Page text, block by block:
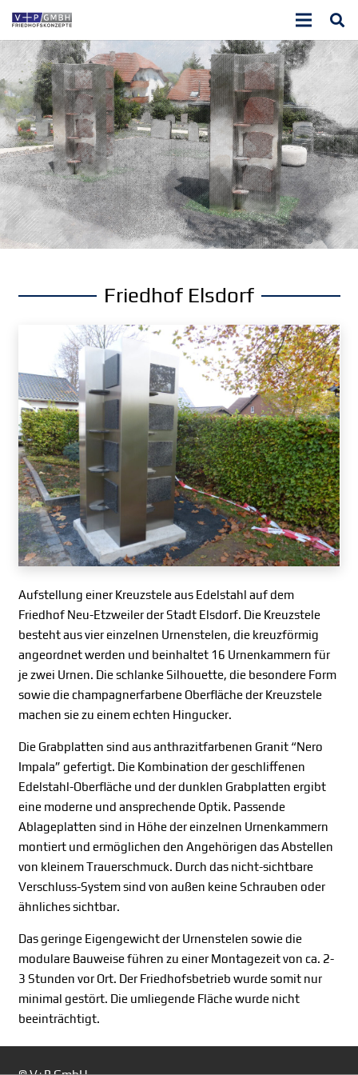
Friedhof Elsdorf
Aufstellung einer Kreuzstele aus Edelstahl auf dem
Friedhof Neu-Etzweiler der Stadt Elsdorf. Die Kreuzstele
besteht aus vier einzelnen Urnenstelen, die kreuzförmig
angeordnet werden und beinhaltet 16 Urnenkammern für
je zwei Urnen. Die schlanke Silhouette, die besondere Form
sowie die champagnerfarbene Oberfläche der Kreuzstele
machen sie zu einem echten Hingucker.
Die Grabplatten sind aus anthrazitfarbenen Granit “Nero
Impala” gefertigt. Die Kombination der geschliffenen
Edelstahl-Oberfläche und der dunklen Grabplatten ergibt
eine moderne und ansprechende Optik. Passende
Ablageplatten sind in Höhe der einzelnen Urnenkammern
montiert und ermöglichen den Angehörigen das Abstellen
von kleinem Trauerschmuck. Durch das nicht-sichtbare
Verschluss-System sind von außen keine Schrauben oder
ähnliches sichtbar.
Das geringe Eigengewicht der Urnenstelen sowie die
modulare Bauweise führen zu einer Montagezeit von ca. 2-
3 Stunden vor Ort. Der Friedhofsbetrieb wurde somit nur
minimal gestört. Die umliegende Fläche wurde nicht
beeinträchtigt.